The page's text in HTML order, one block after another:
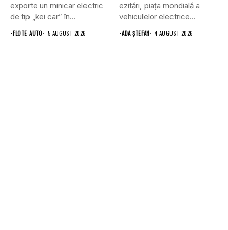
exporte un minicar electric
de tip „kei car” în...
•FLOTE AUTO 5 AUGUST 2026
ezitări, piața mondială a
vehiculelor electrice...
•ADA ȘTEFAN 4 AUGUST 2026